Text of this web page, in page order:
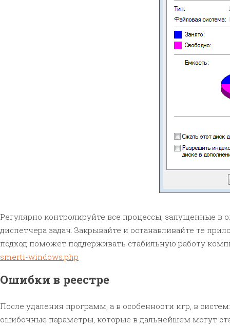
Регулярно контролируйте все процессы, запущенные
диспетчера задач. Закрывайте и останавливайте те
подход поможет поддерживать стабильную работу
smerti-windows.php
Ошибки в реестре
После удаления программ, а в особенности игр, в
ошибочные параметры, которые в дальнейшем могут